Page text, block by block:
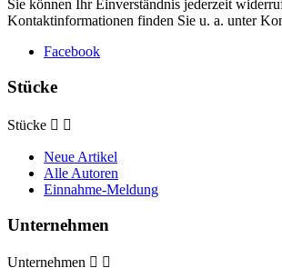
Sie können Ihr Einverständnis jederzeit
Kontaktinformationen finden Sie u. a. unter
Facebook
Stücke
Stücke  
Neue Artikel
Alle Autoren
Einnahme-Meldung
Unternehmen
Unternehmen  